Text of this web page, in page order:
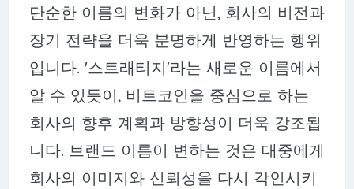
단순한 이름의 변화가 아닌, 회사의 비전과
장기 전략을 더욱 분명하게 반영하는 행위
입니다. '스트래티지'라는 새로운 이름에서
알 수 있듯이, 비트코인을 중심으로 하는
회사의 향후 계획과 방향성이 더욱 강조됩
니다. 브랜드 이름이 변하는 것은 대중에게
회사의 이미지와 신뢰성을 다시 각인시키